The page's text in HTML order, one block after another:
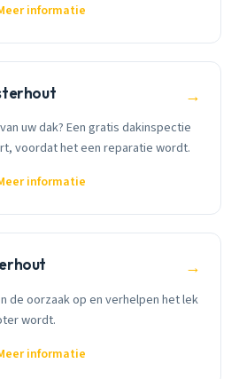
informatie
→
uw dak? Een gratis dakinspectie
voordat het een reparatie wordt.
informatie
→
de oorzaak op en verhelpen het lek
wordt.
informatie